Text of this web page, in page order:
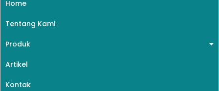
Home
Tentang Kami
Produk
Artikel
Kontak